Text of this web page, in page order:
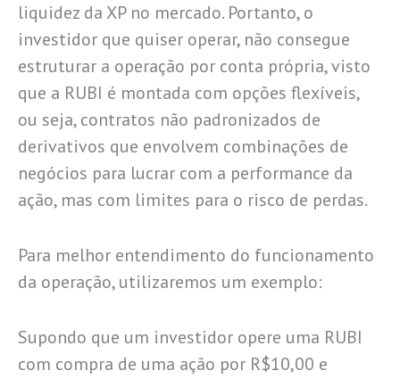
liquidez da XP no mercado. Portanto, o
investidor que quiser operar, não consegue
estruturar a operação por conta própria, visto
que a RUBI é montada com opções flexíveis,
ou seja, contratos não padronizados de
derivativos que envolvem combinações de
negócios para lucrar com a performance da
ação, mas com limites para o risco de perdas.
Para melhor entendimento do funcionamento
da operação, utilizaremos um exemplo:
Supondo que um investidor opere uma RUBI
com compra de uma ação por R$10,00 e